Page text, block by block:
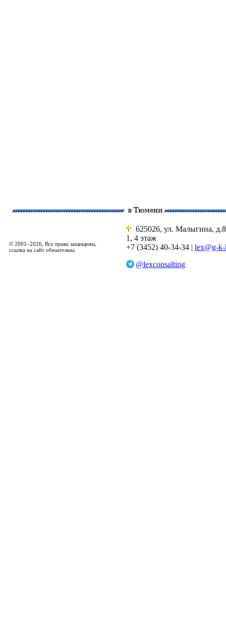
© 2001–2026, Все права защищены,
ссылка на сайт обязательна.
625026, ул. Малыгина,
1, 4 этаж
+7 (3452) 40-34-34 | lex@g-
@lexconsalting